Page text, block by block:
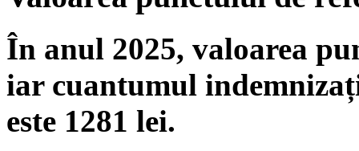
În anul 2025, valoarea
iar cuantumul
este 1281 lei.